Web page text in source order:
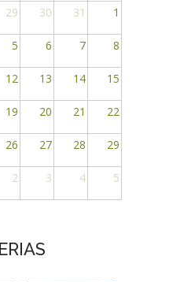
29 30 31 1
5 6 7 8
12 13 14 15
19 20 21 22
26 27 28 29
2 3 4 5